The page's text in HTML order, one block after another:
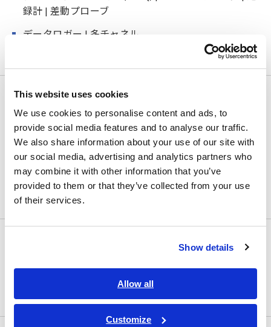
This website uses cookies
We use cookies to personalise content and ads, to
provide social media features and to analyse our traffic.
We also share information about your use of our site with
our social media, advertising and analytics partners who
may combine it with other information that you’ve
provided to them or that they’ve collected from your use
of their services.
Show details
Allow all
Customize
録計 | 差動プローブ
データロガー | 多チャネル
LCRメータ・抵抗計
LCRメータ | インピーダンスアナライザ
抵抗計 | バッテリーテスター
超絶縁計 | 高抵抗計 | ピコアンメータ | エレクトロメ
ータ
高確度 デジタルマルチメータ
キャリブレータ | 任意波形発生器 | ファンクションジ
ェネレータ